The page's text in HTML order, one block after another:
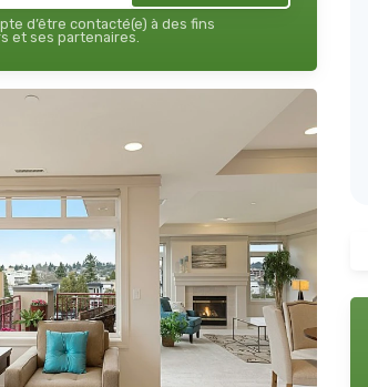
d’être contacté(e) à des fins
et ses partenaires.